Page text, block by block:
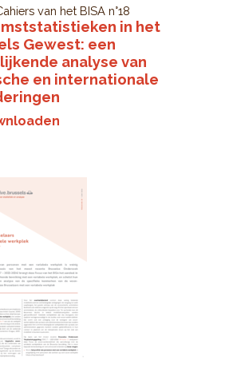
van het BISAn°18
in het
Gewest: een
analyse van
en internationale